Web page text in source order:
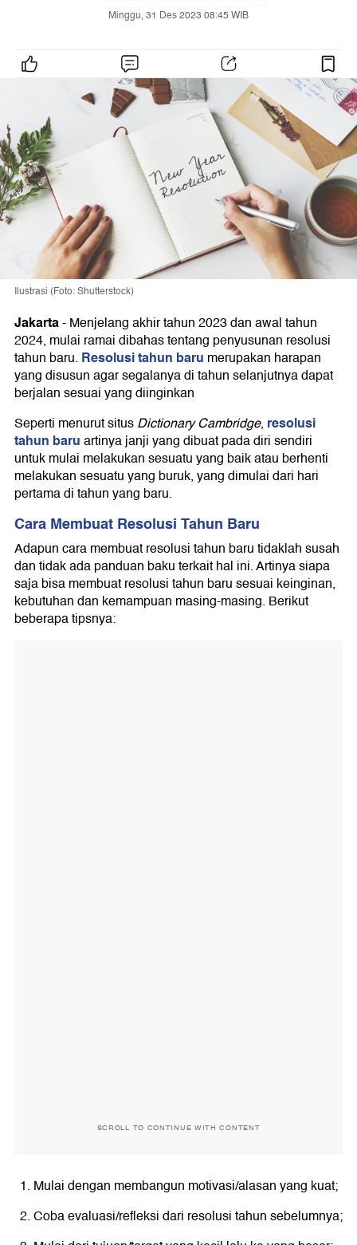
Minggu, 31 Des 2023 08:45 WIB
Ilustrasi (Foto: Shutterstock)
Jakarta-Menjelang akhir tahun 2023 dan awal tahun
2024, mulai ramai dibahas tentang penyusunan resolusi
tahun baru. Resolusi tahun baru merupakan harapan
yang disusun agar segalanya di tahun selanjutnya dapat
berjalan sesuai yang diinginkan
Seperti menurut situsDictionary Cambridge, resolusi
tahun baruartinya janji yang dibuat pada diri sendiri
untuk mulai melakukan sesuatu yang baik atau berhenti
melakukan sesuatu yang buruk, yang dimulai dari hari
pertama di tahun yang baru.
Cara Membuat Resolusi Tahun Baru
Adapun cara membuat resolusi tahun baru tidaklah susah
dan tidak ada panduan baku terkait hal ini. Artinya siapa
saja bisa membuat resolusi tahun baru sesuai keinginan,
kebutuhan dan kemampuan masing-masing. Berikut
beberapa tipsnya:
SCROLL TO CONTINUE WITH CONTENT
Mulai dengan membangun motivasi/alasan yang kuat;
Coba evaluasi/refleksi dari resolusi tahun sebelumnya;